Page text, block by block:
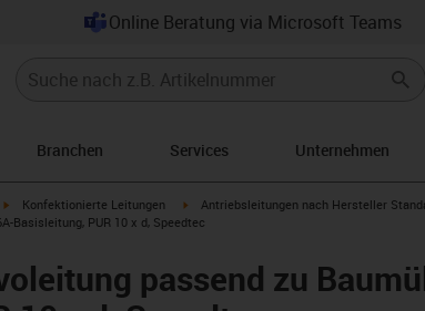
Online Beratung via Microsoft Teams
Branchen Services Unternehmen
igus-icon-arrow-right
Konfektionierte Leitungen igus-icon-arrow-right
Antriebsleitungen nach Hersteller
Basisleitung, PUR 10 x d, Speedtec
passend zu